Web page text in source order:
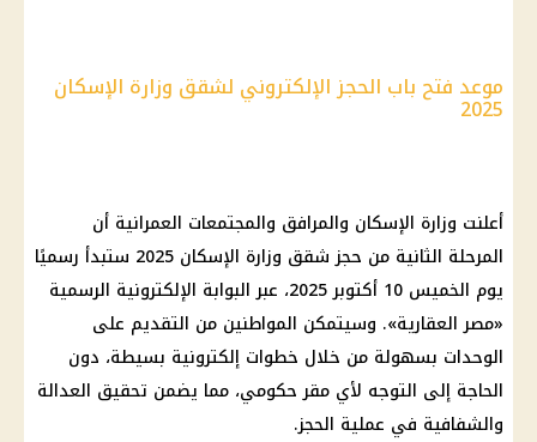
موعد فتح باب الحجز الإلكتروني لشقق وزارة الإسكان
2025
أعلنت وزارة الإسكان والمرافق والمجتمعات العمرانية أن
المرحلة الثانية من حجز شقق وزارة الإسكان 2025 ستبدأ رسميًا
يوم الخميس 10 أكتوبر 2025، عبر البوابة الإلكترونية الرسمية
«مصر العقارية». وسيتمكن المواطنين من التقديم على
الوحدات بسهولة من خلال خطوات إلكترونية بسيطة، دون
الحاجة إلى التوجه لأي مقر حكومي، مما يضمن تحقيق العدالة
والشفافية في عملية الحجز.